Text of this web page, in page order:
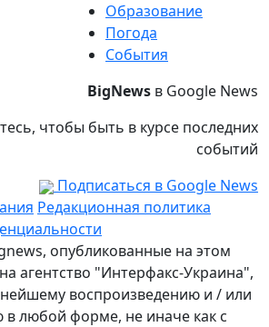
Образование
Погода
События
BigNews в Google News
чтобы быть в курсе последних
событий
Подписаться в Google News
Редакционная политика
опубликованные на этом
агентство "Интерфакс-Украина",
воспроизведению и / или
в любой форме, не иначе как с